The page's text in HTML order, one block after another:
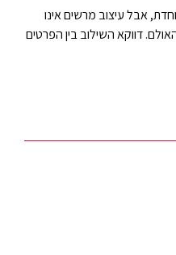
אבל עיצוב מרשים אינו
דווקא השילוב בין הפרטים